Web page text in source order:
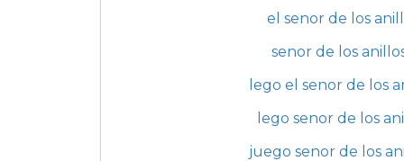
el senor de los
senor de los
lego el senor de los
lego senor de los
juego senor de los